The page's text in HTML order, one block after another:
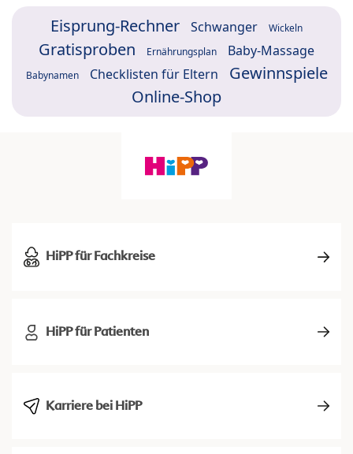
Eisprung-Rechner Schwanger Wickeln
Gratisproben Ernährungsplan Baby-Massage
Babynamen Checklisten für Eltern
Gewinnspiele
Online-Shop
HiPP für Fachkreise
HiPP für Patienten
Karriere bei HiPP